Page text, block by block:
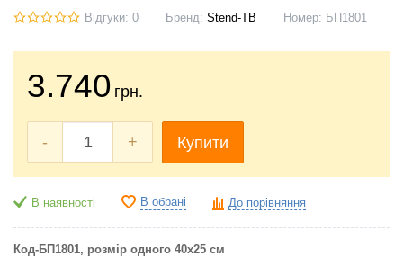
Відгуки: 0 Бренд: Stend-TB Номер: БП1801
3.740 грн.
- + Купити
В наявності В обрані До порівняння
Код-БП1801, розмір одного 40х25 см